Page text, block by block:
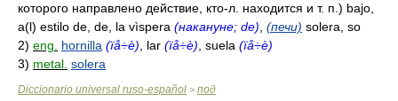
которого направлено действие, кто-л. находится и т. п.) bajo,
a(l) estilo de, de, la vìspera (накануне; de) (печи) solera, so
2) eng. hornilla (ïå÷è) , lar (ïå÷è) , suela (ïå÷è)
3) metal. solera
Diccionario universal ruso-español > под